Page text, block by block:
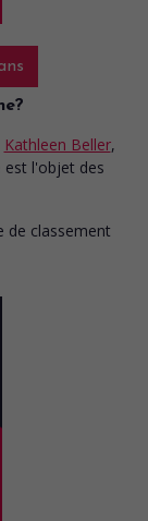
Kathleen Beller,
est l'objet des